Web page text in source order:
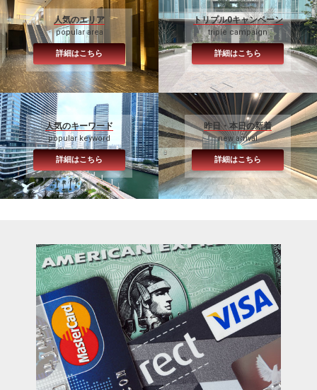
人気のエリア
popular area
詳細はこちら
トリプル0キャンペーン
triple campaign
詳細はこちら
人気のキーワード
popular keyword
詳細はこちら
昨日・本日の新着
new arrival
詳細はこちら